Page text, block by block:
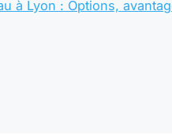
à Lyon : Options,